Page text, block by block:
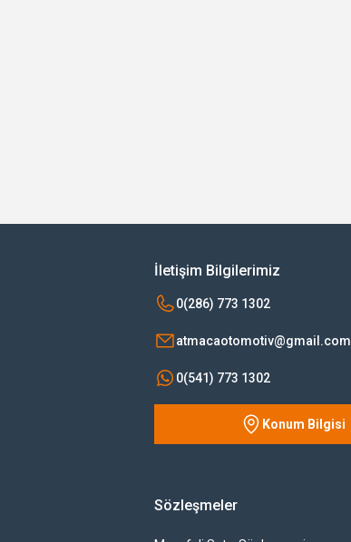
İletişim Bilgilerimiz
0(286) 773 1302
atmacaotomotiv@gmail.com
0(541) 773 1302
Konum Bilgisi
Sözleşmeler